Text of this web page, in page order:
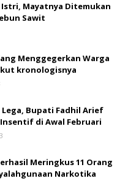
Istri, Mayatnya Ditemukan
Sawit
Menggegerkan Warga
kronologisnya
Lega, Bupati Fadhil Arief
di Awal Februari
Meringkus 11 Orang
Narkotika